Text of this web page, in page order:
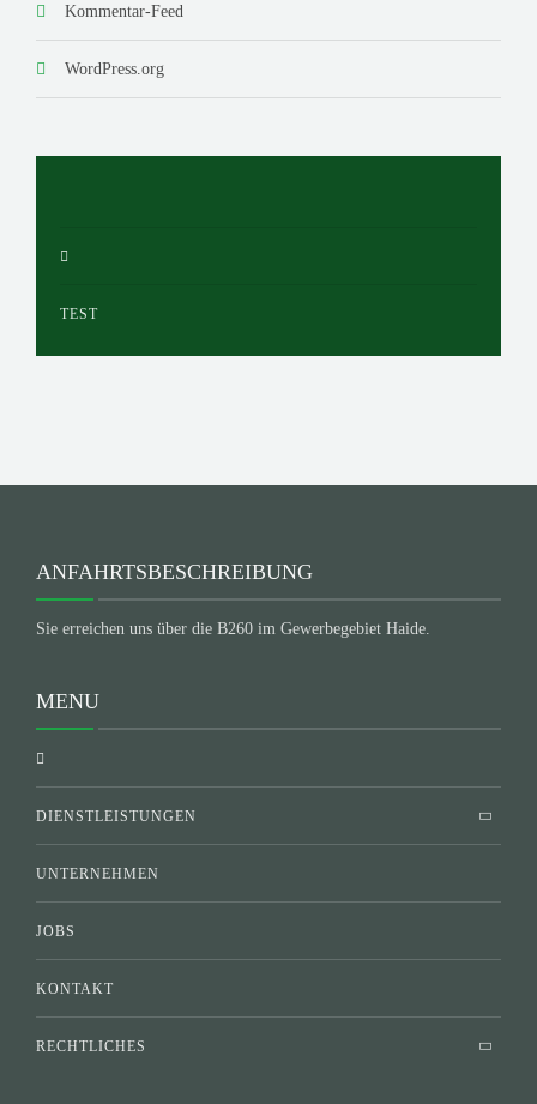
Kommentar-Feed
WordPress.org
TEST
ANFAHRTSBESCHREIBUNG
Sie erreichen uns über die B260 im Gewerbegebiet Haide.
MENU
DIENSTLEISTUNGEN
UNTERNEHMEN
JOBS
KONTAKT
RECHTLICHES